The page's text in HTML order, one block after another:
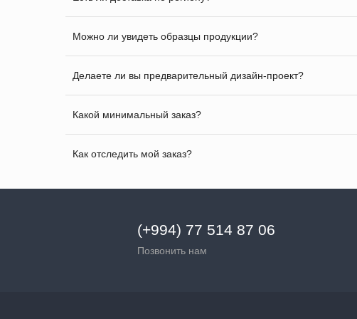
Можно ли увидеть образцы продукции?
Делаете ли вы предварительный дизайн-проект?
Какой минимальный заказ?
Как отследить мой заказ?
(+994) 77 514 87 06
Позвонить нам